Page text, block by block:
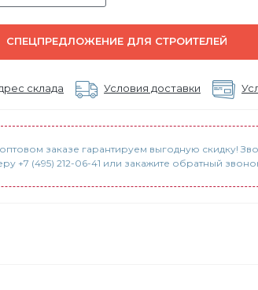
СПЕЦПРЕДЛОЖЕНИЕ ДЛЯ СТРОИТЕЛЕЙ
склада Условия доставки
заказе гарантируем выгодную скидку!
+7 (495) 212-06-41 или закажите обратный